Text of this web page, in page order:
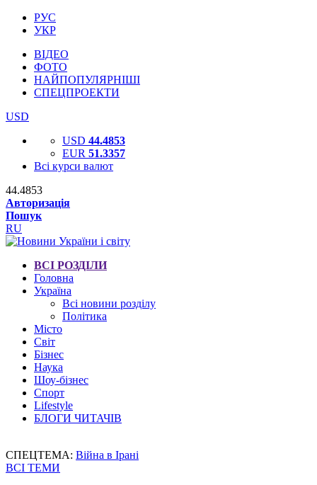
РУС
УКР
ВІДЕО
ФОТО
НАЙПОПУЛЯРНІШІ
СПЕЦПРОЕКТИ
USD
USD 44.4853
EUR 51.3357
Всі курси валют
44.4853
Авторизація
Пошук
RU
ВСІ РОЗДІЛИ
Головна
Україна
Всі новини розділу
Політика
Місто
Світ
Бізнес
Наука
Шоу-бізнес
Спорт
Lifestyle
БЛОГИ ЧИТАЧІВ
СПЕЦТЕМА: Війна в Ірані
ВСІ ТЕМИ